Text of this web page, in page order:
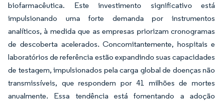
biofarmacêutica. Este investimento significativo está
impulsionando uma forte demanda por instrumentos
analíticos, à medida que as empresas priorizam cronogramas
de descoberta acelerados. Concomitantemente, hospitais e
laboratórios de referência estão expandindo suas capacidades
de testagem, impulsionados pela carga global de doenças não
transmissíveis, que respondem por 41 milhões de mortes
anualmente. Essa tendência está fomentando a adoção